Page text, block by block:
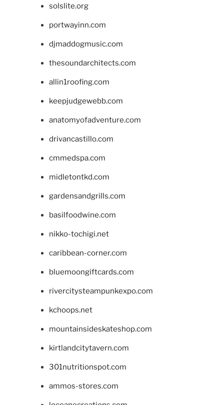
solslite.org
portwayinn.com
djmaddogmusic.com
thesoundarchitects.com
allin1roofing.com
keepjudgewebb.com
anatomyofadventure.com
drivancastillo.com
cmmedspa.com
midletontkd.com
gardensandgrills.com
basilfoodwine.com
nikko-tochigi.net
caribbean-corner.com
bluemoongiftcards.com
rivercitysteampunkexpo.com
kchoops.net
mountainsideskateshop.com
kirtlandcitytavern.com
301nutritionspot.com
ammos-stores.com